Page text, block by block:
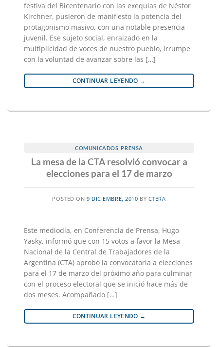
festiva del Bicentenario con las exequias de Néstor
Kirchner, pusieron de manifiesto la potencia del
protagonismo masivo, con una notable presencia
juvenil. Ese sujeto social, enraizado en la
multiplicidad de voces de nuestro pueblo, irrumpe
con la voluntad de avanzar sobre las […]
CONTINUAR LEYENDO →
COMUNICADOS ,PRENSA
La mesa de la CTA resolvió convocar a
elecciones para el 17 de marzo
POSTED ON 9 DICIEMBRE, 2010 BY CTERA
Este mediodía, en Conferencia de Prensa, Hugo
Yasky, informó que con 15 votos a favor la Mesa
Nacional de la Central de Trabajadores de la
Argentina (CTA) aprobó la convocatoria a elecciones
para el 17 de marzo del próximo año para culminar
con el proceso electoral que se inició hace más de
dos meses. Acompañado […]
CONTINUAR LEYENDO →